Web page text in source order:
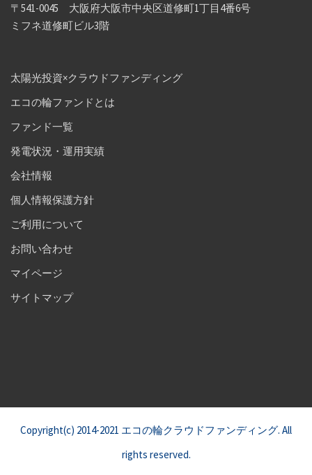
〒541-0045 大阪府大阪市中央区道修町1丁目4番6号
ミフネ道修町ビル3階
太陽光投資×クラウドファンディング
エコの輪ファンドとは
ファンド一覧
発電状況・運用実績
会社情報
個人情報保護方針
ご利用について
お問い合わせ
マイページ
サイトマップ
Copyright(c) 2014-2021 エコの輪クラウドファンディング. All
rights reserved.